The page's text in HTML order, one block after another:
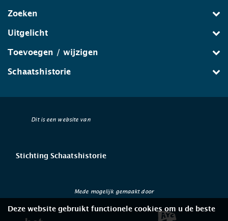
Zoeken
Uitgelicht
Toevoegen / wijzigen
Schaatshistorie
Dit is een website van
Stichting Schaatshistorie
Mede mogelijk gemaakt door
Deze website gebruikt functionele cookies om u de beste